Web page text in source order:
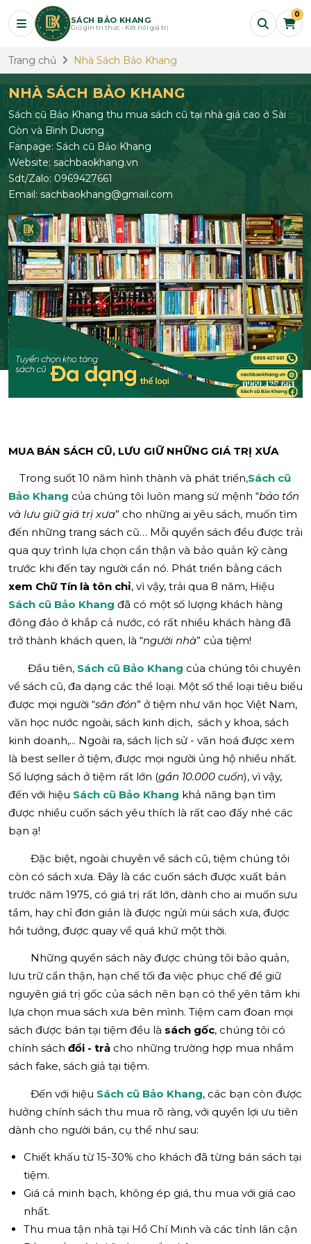
SÁCH BẢO KHANG
Giữ gìn tri thức - Kết nối giá trị
0
Trang chủ Nhà Sách Bảo Khang
NHÀ SÁCH BẢO KHANG
Sách cũ Bảo Khang thu mua sách cũ tại nhà giá cao ở Sài
Gòn và Bình Dương
Fanpage: Sách cũ Bảo Khang
Website: sachbaokhang.vn
Sdt/Zalo: 0969427661
Email: sachbaokhang@gmail.com
MUA BÁN SÁCH CŨ, LƯU GIỮ NHỮNG GIÁ TRỊ XƯA
Trong suốt 10 năm hình thành và phát triển,Sách cũ
Bảo Khang của chúng tôi luôn mang sứ mệnh “bảo tồn
và lưu giữ giá trị xưa” cho những ai yêu sách, muốn tìm
đến những trang sách cũ… Mỗi quyển sách đều được trải
qua quy trình lựa chọn cẩn thận và bảo quản kỹ càng
trước khi đến tay người cần nó. Phát triển bằng cách
xem Chữ Tín là tôn chỉ, vì vậy, trải qua 8 năm, Hiệu
Sách cũ Bảo Khang đã có một số lượng khách hàng
đông đảo ở khắp cả nước, có rất nhiều khách hàng đã
trở thành khách quen, là “người nhà” của tiệm!
Đầu tiên, Sách cũ Bảo Khang của chúng tôi chuyên
về sách cũ, đa dạng các thể loại. Một số thể loại tiêu biểu
được mọi người “săn đón” ở tiệm như văn học Việt Nam,
văn học nước ngoài, sách kinh dịch, sách y khoa, sách
kinh doanh,... Ngoài ra, sách lịch sử - văn hoá được xem
là best seller ở tiệm, được mọi người ủng hộ nhiều nhất.
Số lượng sách ở tiệm rất lớn (gần 10.000 cuốn), vì vậy,
đến với hiệu Sách cũ Bảo Khang khả năng bạn tìm
được nhiều cuốn sách yêu thích là rất cao đấy nhé các
bạn ạ!
Đặc biệt, ngoài chuyên về sách cũ, tiệm chúng tôi
còn có sách xưa. Đây là các cuốn sách được xuất bản
trước năm 1975, có giá trị rất lớn, dành cho ai muốn sưu
tầm, hay chỉ đơn giản là được ngửi mùi sách xưa, được
hồi tưởng, được quay về quá khứ một thời.
Những quyển sách này được chúng tôi bảo quản,
lưu trữ cẩn thận, hạn chế tối đa việc phục chế để giữ
nguyên giá trị gốc của sách nên bạn có thể yên tâm khi
lựa chọn mua sách xưa bên mình. Tiệm cam đoan mọi
sách được bán tại tiệm đều là sách gốc, chúng tôi có
chính sách đổi - trả cho những trường hợp mua nhầm
sách fake, sách giả tại tiệm.
Đến với hiệu Sách cũ Bảo Khang, các bạn còn được
hưởng chính sách thu mua rõ ràng, với quyền lợi ưu tiên
dành cho người bán, cụ thể như sau:
Chiết khấu từ 15-30% cho khách đã từng bán sách tại
tiệm.
Giá cả minh bạch, không ép giá, thu mua với giá cao
nhất.
Thu mua tận nhà tại Hồ Chí Minh và các tỉnh lân cận